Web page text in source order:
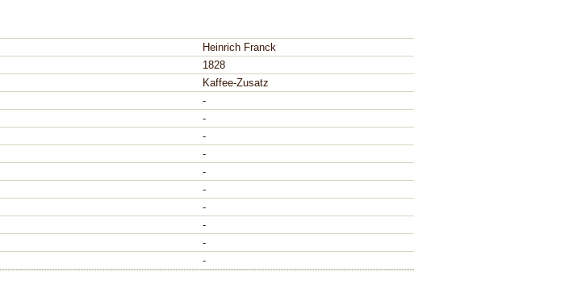
Heinrich Franck
1828
Kaffee-Zusatz
-
-
-
-
-
-
-
-
-
-